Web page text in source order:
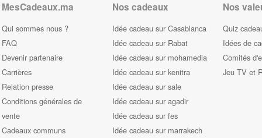
MesCadeaux.ma
Qui sommes nous ?
FAQ
Devenir partenaire
Carrières
Relation presse
Conditions générales de
vente
Cadeaux communs
Nos cadeaux
Idée cadeau sur Casablanca
Idée cadeau sur Rabat
Idée cadeau sur mohamedia
Idée cadeau sur kenitra
Idée cadeau sur sale
Idée cadeau sur agadir
Idée cadeau sur fes
Idée cadeau sur marrakech
Nos
Quiz
Idées de
Comités
Jeu TV et